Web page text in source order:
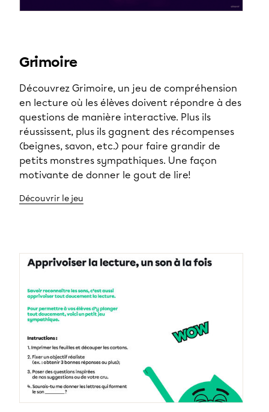
Grimoire
Découvrez Grimoire, un jeu de compréhension
en lecture où les élèves doivent répondre à des
questions de manière interactive. Plus ils
réussissent, plus ils gagnent des récompenses
(beignes, savon, etc.) pour faire grandir de
petits monstres sympathiques. Une façon
motivante de donner le gout de lire!
Découvrir le jeu